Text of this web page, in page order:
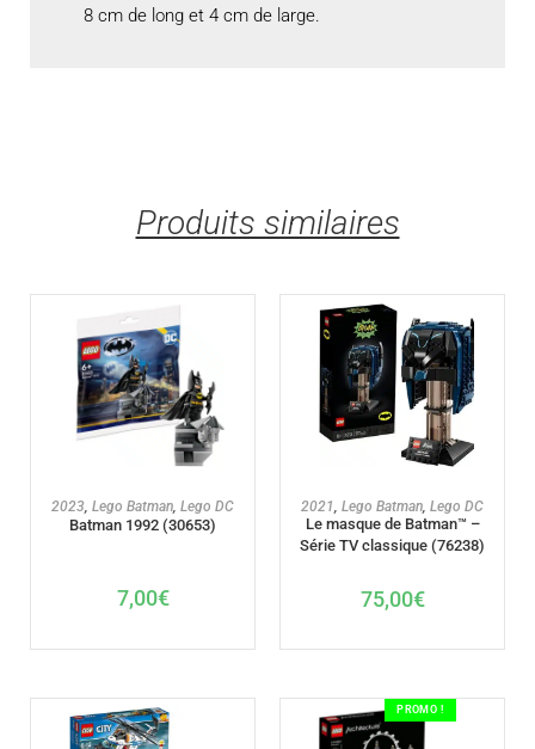
8 cm de long et 4 cm de large.
Produits similaires
AJOUTER AU PANIER
2023, Lego Batman, Lego DC
Batman 1992 (30653)
7,00€
AJOUTER AU PANIER
2021, Lego Batman, Lego DC
Le masque de Batman™ –
Série TV classique (76238)
75,00€
PROMO !